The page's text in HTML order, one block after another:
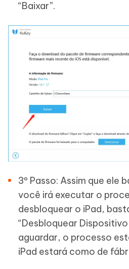
“Baixar”.
3º Passo: Assim que ele
você irá executar o
desbloquear o iPad,
“Desbloquear
aguardar, o processo
iPad estará como de